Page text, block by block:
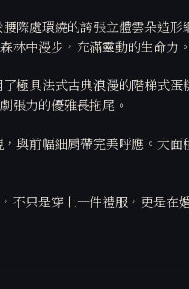
際處環繞的誇張立體雲朵造
林中漫步，充滿靈動的生命力。
極具法式古典浪漫的階梯式
張力的優雅長拖尾。
與前幅細肩帶完美呼應。大
只是穿上一件禮服，更是在